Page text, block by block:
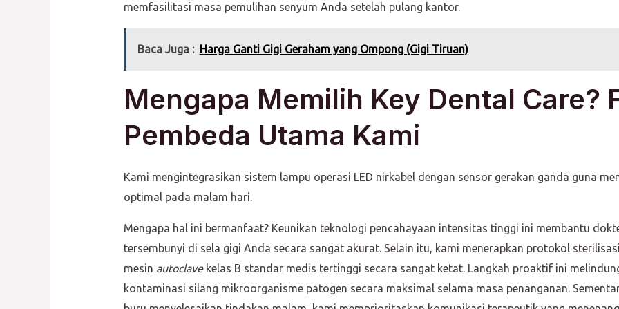
memfasilitasi masa pemulihan senyum Anda setelah pulang kantor.
Baca Juga : Harga Ganti Gigi Geraham yang Ompong (Gigi Tiruan)
Mengapa Memilih Key Dental Care?
Pembeda Utama Kami
Kami mengintegrasikan sistem lampu operasi LED nirkabel dengan sensor gerakan ganda guna
optimal pada malam hari.
Mengapa hal ini bermanfaat? Keunikan teknologi pencahayaan intensitas tinggi ini membantu
tersembunyi di sela gigi Anda secara sangat akurat. Selain itu, kami menerapkan protokol
mesin autoclavekelas B standar medis tertinggi secara sangat ketat. Langkah proaktif ini
kontaminasi silang mikroorganisme patogen secara maksimal selama masa penanganan.